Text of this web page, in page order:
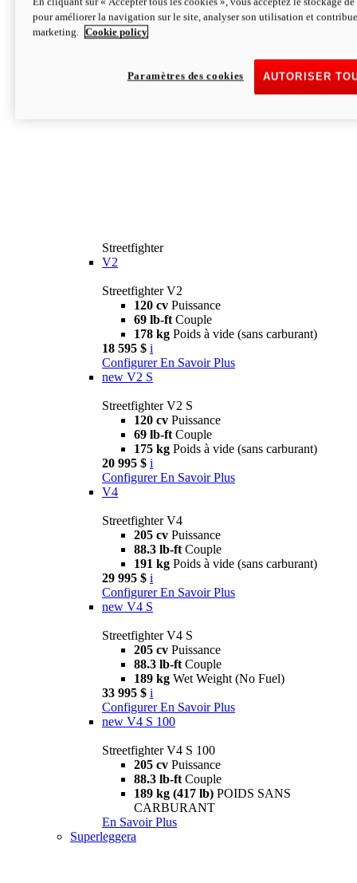
Streetfighter
V2
Streetfighter V2
120 cv Puissance
69 lb-ft Couple
178 kg Poids à vide (sans carburant)
18 595 $ i
Configurer En Savoir Plus
new V2 S
Streetfighter V2 S
120 cv Puissance
69 lb-ft Couple
175 kg Poids à vide (sans carburant)
20 995 $ i
Configurer En Savoir Plus
V4
Streetfighter V4
205 cv Puissance
88.3 lb-ft Couple
191 kg Poids à vide (sans carburant)
29 995 $ i
Configurer En Savoir Plus
new V4 S
Streetfighter V4 S
205 cv Puissance
88.3 lb-ft Couple
189 kg Wet Weight (No Fuel)
33 995 $ i
Configurer En Savoir Plus
new V4 S 100
Streetfighter V4 S 100
205 cv Puissance
88.3 lb-ft Couple
189 kg (417 lb) POIDS SANS
CARBURANT
En Savoir Plus
Superleggera
pour améliorer la navigation sur le site, analyser son utilisation et
marketing.
Cookie policy
AUTORISER
Paramètres des cookies